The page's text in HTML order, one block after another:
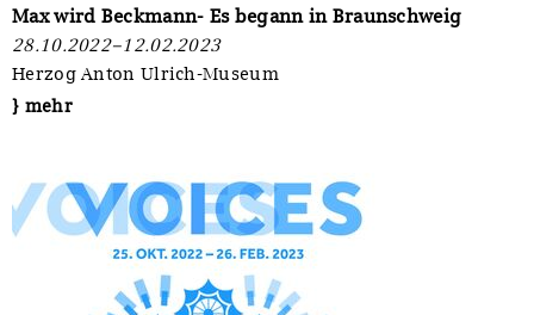
Max wird Beckmann- Es begann in Braunschweig
28.10.2022–12.02.2023
Herzog Anton Ulrich-Museum
} mehr